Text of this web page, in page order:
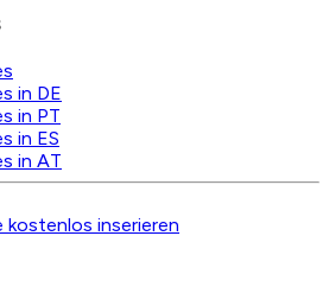
in DE
in PT
in ES
in AT
kostenlos inserieren